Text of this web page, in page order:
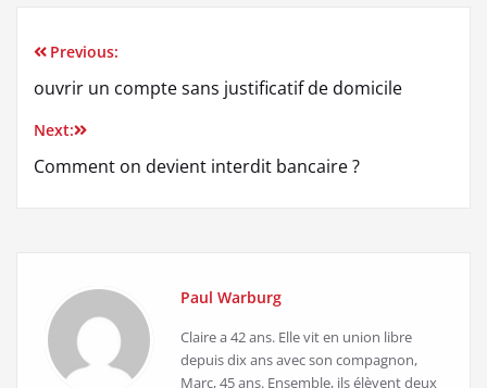
Navigation
de
l’article
Previous:
ouvrir un compte sans justificatif de domicile
Next:
Comment on devient interdit bancaire ?
Paul Warburg
Claire a 42 ans. Elle vit en union libre
depuis dix ans avec son compagnon,
Marc, 45 ans. Ensemble, ils élèvent deux